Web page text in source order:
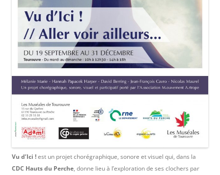
Vu d’Ici !est un projet chorégraphique, sonore et visuel qui, dans la
CDC Hauts du Perche, donne lieu à l’exploration de ses clochers par